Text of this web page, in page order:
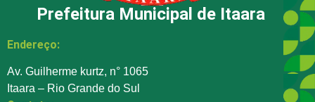
Prefeitura Municipal de Itaara
Endereço:
Av. Guilherme kurtz, n° 1065
Itaara – Rio Grande do Sul